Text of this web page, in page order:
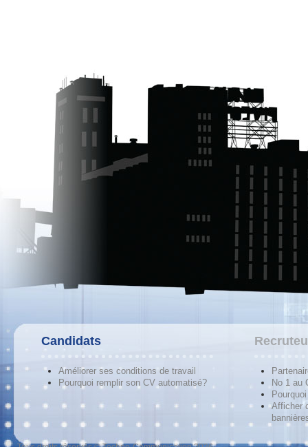
Candidats
Améliorer ses conditions de travail
Pourquoi remplir son CV automatisé?
No 1 au
Afficher